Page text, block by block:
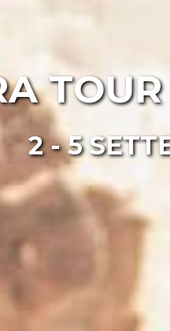
2 - 5